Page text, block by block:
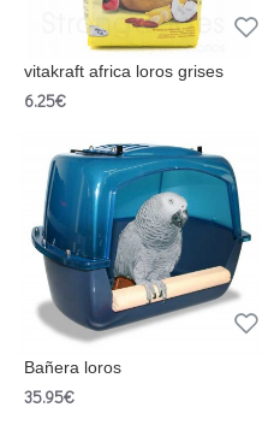
vitakraft africa loros grises
6.25€
Bañera loros
35.95€